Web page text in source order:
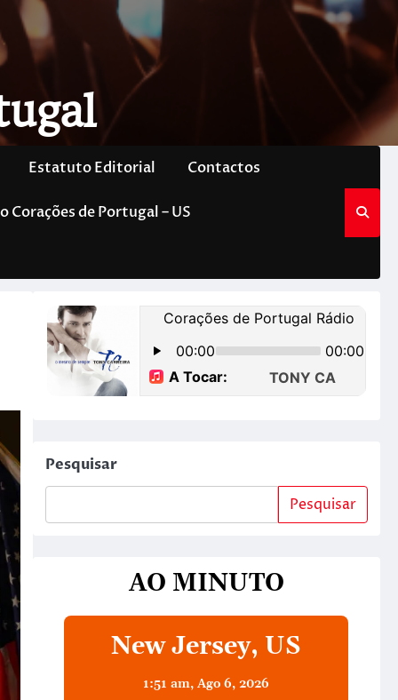
Estatuto Editorial Contactos
Corações de Portugal – US
Pesquisar
Pesquisar
AO MINUTO
New Jersey, US
1:51 am,Ago 6, 2026